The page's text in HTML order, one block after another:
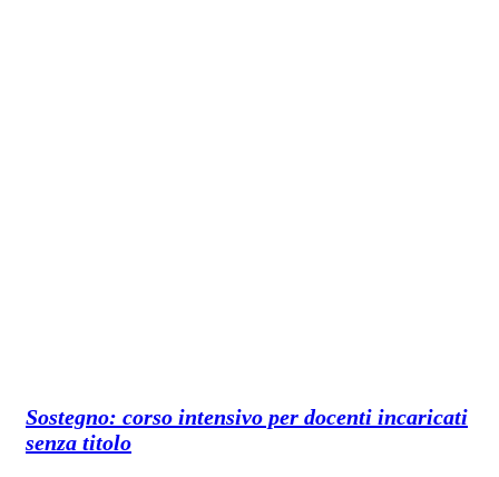
Sostegno: corso intensivo per docenti incaricati
senza titolo